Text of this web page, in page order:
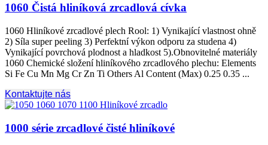
1060 Čistá hliníková zrcadlová cívka
1060 Hliníkové zrcadlové plech Rool: 1) Vynikající vlastnost ohně
2) Síla super peeling 3) Perfektní výkon odporu za studena 4)
Vynikající povrchová plodnost a hladkost 5).Obnovitelné materiály
1060 Chemické složení hliníkového zrcadlového plechu: Elements
Si Fe Cu Mn Mg Cr Zn Ti Others Al Content (Max) 0.25 0.35 ...
Kontaktujte nás
1000 série zrcadlové čisté hliníkové